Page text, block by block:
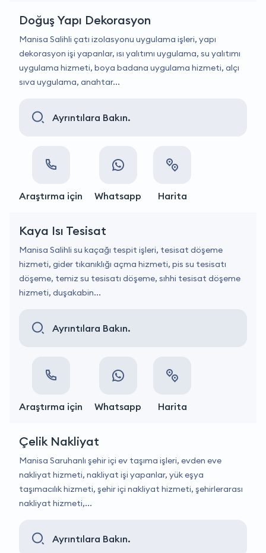
Doğuş Yapı Dekorasyon
Manisa Salihli çatı izolasyonu uygulama işleri, yapı
dekorasyon işi yapanlar, ısı yalıtımı uygulama, su yalıtımı
uygulama hizmeti, boya badana uygulama hizmeti, alçı
sıva uygulama, anahtar...
Ayrıntılara Bakın.
Araştırma için Whatsapp Harita
Kaya Isı Tesisat
Manisa Salihli su kaçağı tespit işleri, tesisat döşeme
hizmeti, gider tıkanıklığı açma hizmeti, pis su tesisatı
döşeme, temiz su tesisatı döşeme, sıhhi tesisat döşeme
hizmeti, duşakabin...
Ayrıntılara Bakın.
Araştırma için Whatsapp Harita
Çelik Nakliyat
Manisa Saruhanlı şehir içi ev taşıma işleri, evden eve
nakliyat hizmeti, nakliyat işi yapanlar, yük eşya
taşımacılık hizmeti, şehir içi nakliyat hizmeti, şehirlerarası
nakliyat hizmeti,...
Ayrıntılara Bakın.